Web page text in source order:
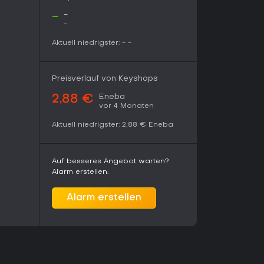
- -
-
Aktuell niedrigster: - -
Preisverlauf von Keyshops
2,88 € Eneba
vor 4 Monaten
Aktuell niedrigster: 2,88 € Eneba
Auf besseres Angebot warten?
Alarm erstellen.
Alarm erstellen